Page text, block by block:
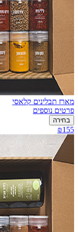
מארז תבלינים קלאסי
פרטים נוספים
בחירה
₪155